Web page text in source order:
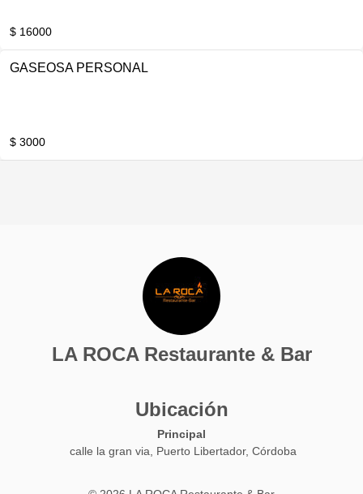
$ 16000
GASEOSA PERSONAL
$ 3000
LA ROCA Restaurante & Bar
Ubicación
Principal
calle la gran via, Puerto Libertador, Córdoba